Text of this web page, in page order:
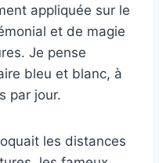
appliquée sur le
et de magie
Je pense
bleu et blanc, à
par jour.
les distances